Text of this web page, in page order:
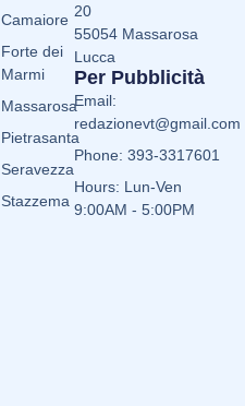
Camaiore
Forte dei
Marmi
Massarosa
Pietrasanta
Seravezza
Stazzema
20
55054 Massarosa
Lucca
Per Pubblicità
Email:
redazionevt@gmail.com
Phone: 393-3317601
Hours: Lun-Ven
9:00AM - 5:00PM